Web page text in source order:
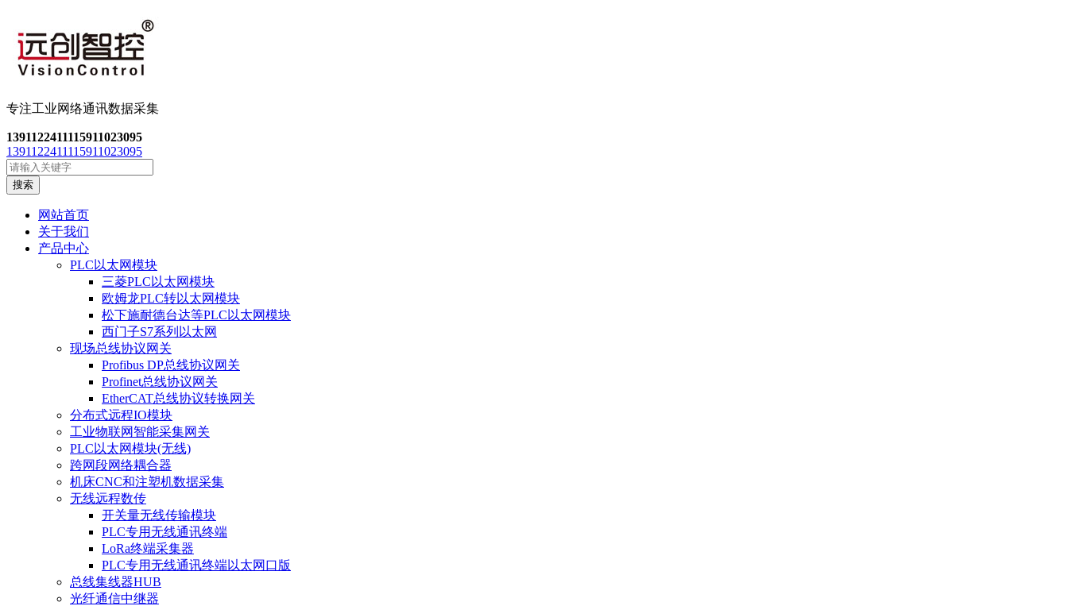
专注工业网络通讯数据采集
1391122411115911023095
1391122411115911023095
搜索
网站首页
关于我们
产品中心
PLC以太网模块
三菱PLC以太网模块
欧姆龙PLC转以太网模块
松下施耐德台达等PLC以太网模块
西门子S7系列以太网
现场总线协议网关
Profibus DP总线协议网关
Profinet总线协议网关
EtherCAT总线协议转换网关
分布式远程IO模块
工业物联网智能采集网关
PLC以太网模块(无线)
跨网段网络耦合器
机床CNC和注塑机数据采集
无线远程数传
开关量无线传输模块
PLC专用无线通讯终端
LoRa终端采集器
PLC专用无线通讯终端以太网口版
总线集线器HUB
光纤通信中继器